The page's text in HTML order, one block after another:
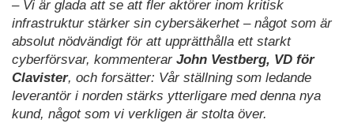
– Vi är glada att se att fler aktörer inom kritisk
infrastruktur stärker sin cybersäkerhet – något som är
absolut nödvändigt för att upprätthålla ett starkt
cyberförsvar, kommenterar John Vestberg, VD för
Clavister, och forsätter: Vår ställning som ledande
leverantör i norden stärks ytterligare med denna nya
kund, något som vi verkligen är stolta över.